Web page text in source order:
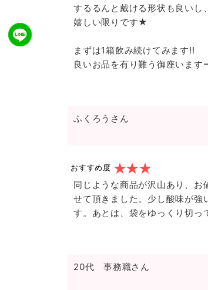
するるんと戴ける形状も良いし
嬉しい限りです★
まずは1箱飲み続けてみます!!
良いお品を有り難う御座います
ふくろうさん
おすすめ度
同じような商品が沢山あり、お
せて頂きました。少し酸味が強
す。あとは、袋をゆっくり切っ
20代 事務職さん